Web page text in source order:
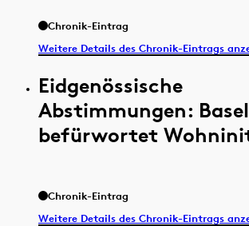
Chronik-Eintrag
Weitere Details des Chronik-Eintrags
Eidgenössische
Abstimmungen: Basel
befürwortet
Chronik-Eintrag
Weitere Details des Chronik-Eintrags